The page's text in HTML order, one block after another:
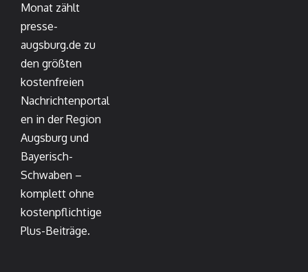
Monat zählt
presse-
augsburg.de zu
den größten
kostenfreien
Nachrichtenportal
en in der Region
Augsburg und
Bayerisch-
Schwaben –
komplett ohne
kostenpflichtige
Plus-Beiträge.